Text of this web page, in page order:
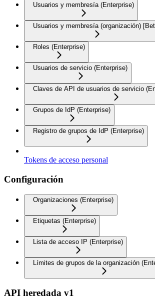
Usuarios y membresía (Enterprise)
Usuarios y membresía (organización)
Roles (Enterprise)
Usuarios de servicio (Enterprise)
Claves de API de usuarios de servicio
Grupos de IdP (Enterprise)
Registro de grupos de IdP (Enterprise)
Tokens de acceso personal
Configuración
Organizaciones (Enterprise)
Etiquetas (Enterprise)
Lista de acceso IP (Enterprise)
Límites de grupos de la organización
API heredada v1